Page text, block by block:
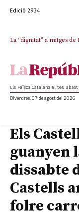
Edició 2934
La “dignitat” a mitges
Els Països Catalans al teu abast
Divendres, 07 de agost del 2026
Els
guanyen
dissabte
Castells
folre